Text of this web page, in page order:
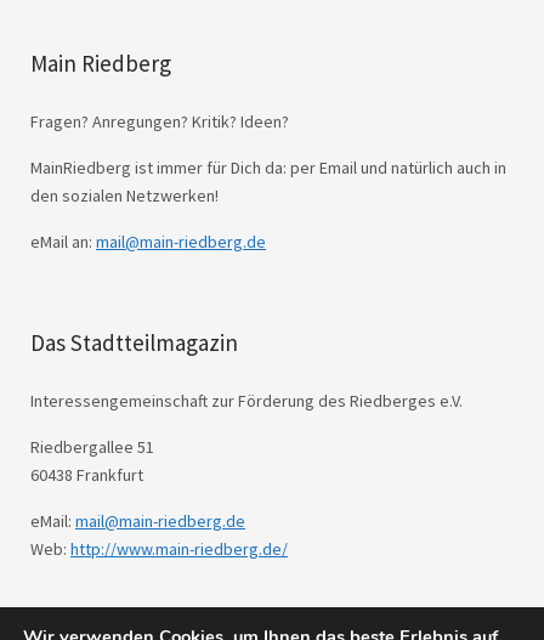
Main Riedberg
Fragen? Anregungen? Kritik? Ideen?
MainRiedberg ist immer für Dich da: per Email und natürlich auch in
den sozialen Netzwerken!
eMail an: mail@main-riedberg.de
Das Stadtteilmagazin
Interessengemeinschaft zur Förderung des Riedberges e.V.
Riedbergallee 51
60438 Frankfurt
eMail: mail@main-riedberg.de
Web: http://www.main-riedberg.de/